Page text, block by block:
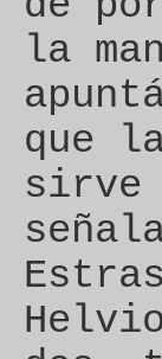
la
que
sirve